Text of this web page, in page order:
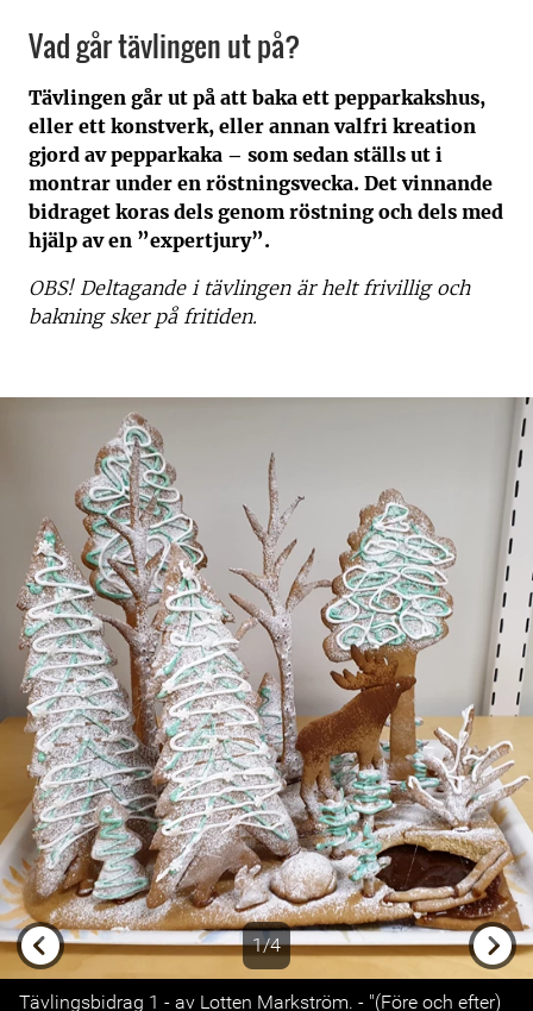
Vad går tävlingen ut på?
Tävlingen går ut på att baka ett pepparkakshus,
eller ett konstverk, eller annan valfri kreation
gjord av pepparkaka – som sedan ställs ut i
montrar under en röstningsvecka. Det vinnande
bidraget koras dels genom röstning och dels med
hjälp av en ”expertjury”.
OBS! Deltagande i tävlingen är helt frivillig och
bakning sker på fritiden.
1/4
Previous
Next
Tävlingsbidrag 1 - av Lotten Markström. - "(Före och efter)